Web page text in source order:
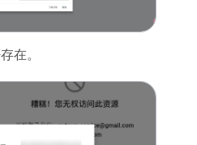
在。